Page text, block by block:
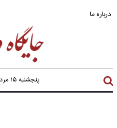
درباره ما
پنجشنبه ۱۵ مرداد ۱۴۰۵